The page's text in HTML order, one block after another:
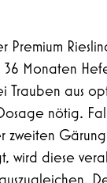
Premium
36 Monaten
Trauben aus
nötig.
zweiten
wird diese